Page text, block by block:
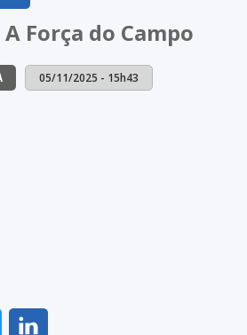
LINKEDIN
Força do Campo
05/11/2025 - 15h43
COMPARTILHAR